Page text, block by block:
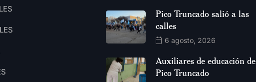
Pico Truncado salió a las
calles
6 agosto, 2026
Auxiliares de educación de
Pico Truncado